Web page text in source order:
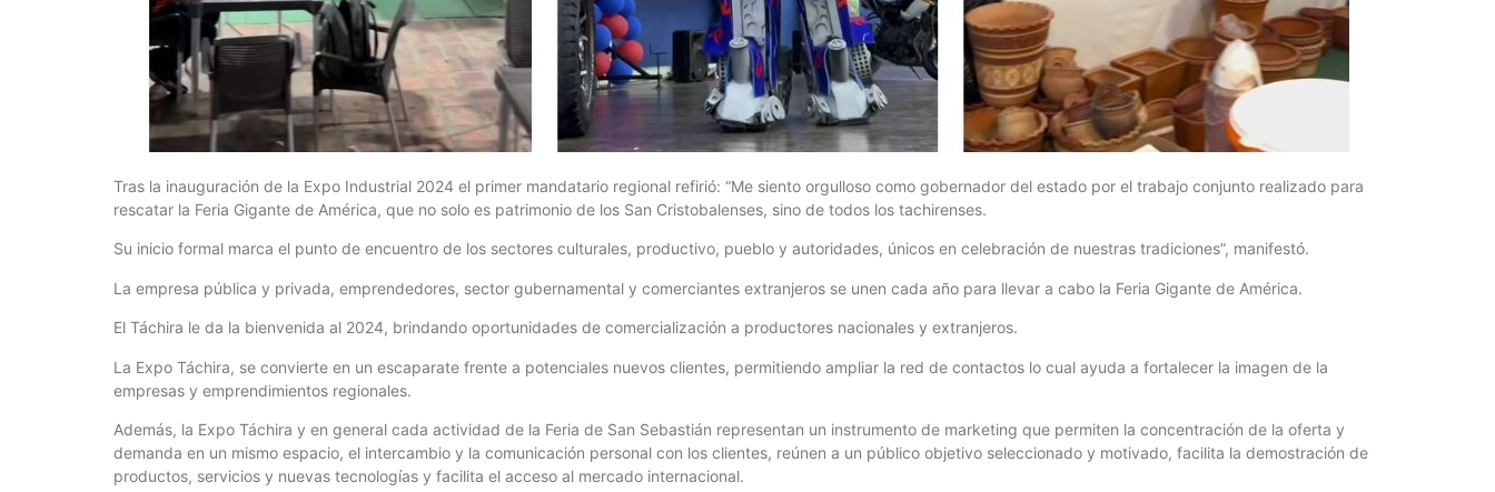
Tras la inauguración de la Expo Industrial 2024 el primer mandatario regional refirió: “Me siento orgulloso como gobernador del estado por el trabajo conjunto realizado para
rescatar la Feria Gigante de América, que no solo es patrimonio de los San Cristobalenses, sino de todos los tachirenses.
Su inicio formal marca el punto de encuentro de los sectores culturales, productivo, pueblo y autoridades, únicos en celebración de nuestras tradiciones”, manifestó.
La empresa pública y privada, emprendedores, sector gubernamental y comerciantes extranjeros se unen cada año para llevar a cabo la Feria Gigante de América.
El Táchira le da la bienvenida al 2024, brindando oportunidades de comercialización a productores nacionales y extranjeros.
La Expo Táchira, se convierte en un escaparate frente a potenciales nuevos clientes, permitiendo ampliar la red de contactos lo cual ayuda a fortalecer la imagen de la
empresas y emprendimientos regionales.
Además, la Expo Táchira y en general cada actividad de la Feria de San Sebastián representan un instrumento de marketing que permiten la concentración de la oferta y
demanda en un mismo espacio, el intercambio y la comunicación personal con los clientes, reúnen a un público objetivo seleccionado y motivado, facilita la demostración de
productos, servicios y nuevas tecnologías y facilita el acceso al mercado internacional.